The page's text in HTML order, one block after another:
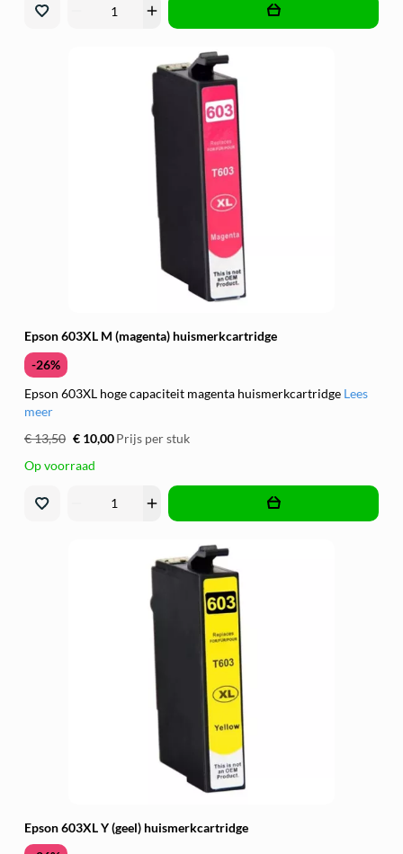
add
Epson 603XL M (magenta) huismerkcartridge
-26%
Epson 603XL hoge capaciteit magenta huismerkcartridge Lees
meer
€ 13,50 € 10,00Prijs per stuk
Op voorraad
add
Epson 603XL Y (geel) huismerkcartridge